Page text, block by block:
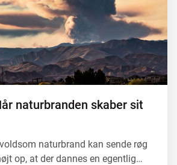
naturbranden skaber sit
naturbrand kan sende røg
op, at der dannes en egentlig…